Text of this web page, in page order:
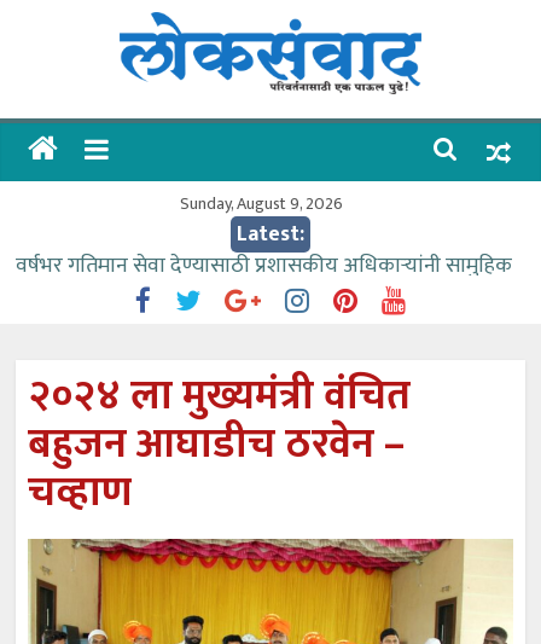
लोकसंवाद
ताज्या
Sunday, August 9, 2026
Latest:
वर्षभर गतिमान सेवा देण्यासाठी प्रशासकीय अधिकाऱ्यांनी सामुहिक
प्रयत्न करावे – आमदार काळे
आत्मामालिक गुरूकूलाचे २२८ विद्यार्थी शिष्यवृत्तीस पात्र
ईच्छा आणि मेहनतीच्या बळावर यश मिळवता येते – शिवप्रसाद
पंडोरे
आमदार आशुतोष काळे यांचा वाढदिवस विविध सामाजिक
उपक्रमांनी साजरा
२०२४ ला मुख्यमंत्री वंचित
बहुजन आघाडीच ठरवेन –
चव्हाण